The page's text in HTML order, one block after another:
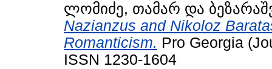
ლომიძე, თამარ და
Nazianzus and Nikoloz
Romanticism. Pro Georgia
ISSN 1230-1604